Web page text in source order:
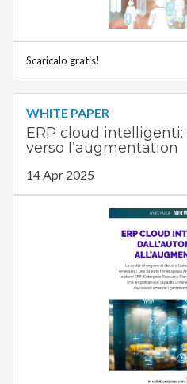
Scaricalo gratis!
WHITE PAPER
ERP cloud
verso l’augmentation
14 Apr 2025